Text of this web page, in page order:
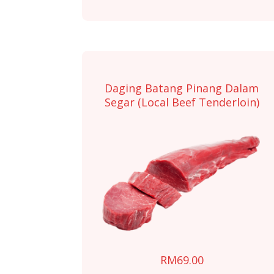
The
options
chosen
on
the
product
Daging Batang Pinang Dalam
Segar (Local Beef Tenderloin)
RM69.00